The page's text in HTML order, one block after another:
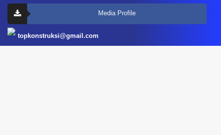
Media Profile
topkonstruksi@gmail.com